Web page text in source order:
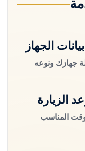
الجهاز
جهازك ونوعه
الزيارة
المناسب